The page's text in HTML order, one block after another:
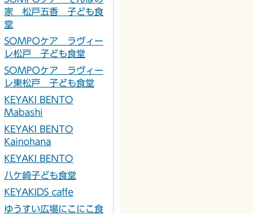
家 松戸五香 子ども食
堂
SOMPOケア ラヴィー
レ松戸 子ども食堂
SOMPOケア ラヴィー
レ東松戸 子ども食堂
KEYAKI BENTO
Mabashi
KEYAKI BENTO
Kainohana
KEYAKI BENTO
八ケ崎子ども食堂
KEYAKIDS caffe
ゆうすい広場にこにこ食